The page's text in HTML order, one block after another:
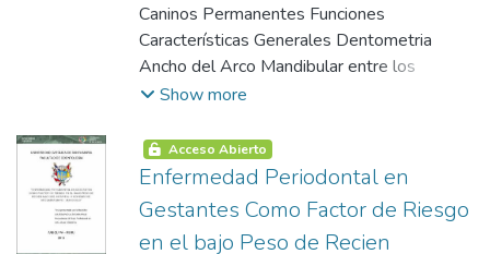
la Clorhexidina, y conociendo las
propiedades bactericidas y bacteriostáticas
de la Clorhexidina por medio de su
naturaleza catiónica y las cualidades
de Calcio por su alta alcalinidad, es probable
que la asociación de Hidróxido de Calcio y
antibacteriana sobre el Enterococo faecalis.
Los resultados más importantes son: - El
2004-06-13)Gálvez Alvarado, Karla
Ysabel
Caninos Permanentes Funciones
Características Generales Dentometria
Ancho del Arco Mandibular entre los
Caninos Calibradores Análisis de Modelos
Show more
Acceso Abierto
Enfermedad Periodontal en
Gestantes Como Factor de Riesgo
en el bajo Peso de Recien